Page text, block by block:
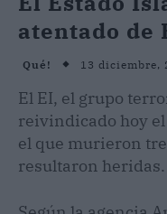
atentado de
Qué! 13 diciembre,
El EI, el grupo
reivindicado hoy
el que murieron
resultaron heridas.